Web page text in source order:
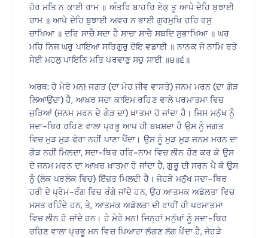
ਹੋਰ ਮਤਿ ਨ ਕਾਈ ਰਾਮ ॥ ਅੰਤਰਿ ਬਾਹਰਿ ਏਕੁ ਤੂ ਆਪੇ ਦੇਹਿ ਬੁਝਾਈ
ਰਾਮ ॥ ਆਪੇ ਦੇਹਿ ਬੁਝਾਈ ਅਵਰ ਨ ਭਾਈ ਗੁਰਮੁਖਿ ਹਰਿ ਰਸੁ
ਚਾਖਿਆ ॥ ਦਰਿ ਸਾਚੈ ਸਦਾ ਹੈ ਸਾਚਾ ਸਾਚੈ ਸਬਦਿ ਸੁਭਾਖਿਆ ॥ ਘਰ
ਮਹਿ ਨਿਜ ਘਰੁ ਪਾਇਆ ਸਤਿਗੁਰੁ ਦੇਇ ਵਡਾਈ ॥ ਨਾਨਕ ਜੋ ਨਾਮਿ ਰਤੇ
ਸੇਈ ਮਹਲੁ ਪਾਇਨਿ ਮਤਿ ਪਰਵਾਣੁ ਸਚੁ ਸਾਈ ॥੪॥੬॥
ਅਰਥ: ਹੇ ਮੇਰੇ ਮਨ! ਜਗਤ (ਦਾ ਮੋਹ ਜੀਵ ਵਾਸਤੇ) ਜਨਮ ਮਰਨ (ਦਾ ਗੇੜ
ਲਿਆਉਂਦਾ) ਹੈ, ਆਖ਼ਰ ਸਦਾ ਕਾਇਮ ਰਹਿਣ ਵਾਲੇ ਪਰਮਾਤਮਾ ਵਿਚ
ਜੁੜਿਆਂ (ਜਨਮ ਮਰਨ ਦੇ ਗੇੜ ਦਾ) ਖ਼ਾਤਮਾ ਹੋ ਜਾਂਦਾ ਹੈ। ਜਿਸ ਮਨੁੱਖ ਨੂੰ
ਸਦਾ-ਥਿਰ ਰਹਿਣ ਵਾਲਾ ਪ੍ਰਭੂ ਆਪ ਹੀ ਬਖ਼ਸ਼ਦਾ ਹੈ ਉਸ ਨੂੰ ਜਗਤ
ਵਿਚ ਮੁੜ ਮੁੜ ਫੇਰਾ ਨਹੀਂ ਪਾਣਾ ਪੈਂਦਾ। ਉਸ ਨੂੰ ਮੁੜ ਮੁੜ ਜਨਮ ਮਰਨ ਦਾ
ਗੇੜ ਨਹੀਂ ਮਿਲਦਾ, ਸਦਾ-ਥਿਰ ਹਰਿ-ਨਾਮ ਵਿਚ ਲੀਨ ਹੋਣ ਕਰ ਕੇ ਉਸ
ਦੇ ਜਨਮ ਮਰਨ ਦਾ ਆਖ਼ਰ ਖ਼ਾਤਮਾ ਹੋ ਜਾਂਦਾ ਹੈ, ਗੁਰੂ ਦੀ ਸਰਨ ਪੈ ਕੇ ਉਸ
ਨੂੰ (ਲੋਕ ਪਰਲੋਕ ਵਿਚ) ਇੱਜ਼ਤ ਮਿਲਦੀ ਹੈ। ਜੇਹੜੇ ਮਨੁੱਖ ਸਦਾ-ਥਿਰ
ਹਰੀ ਦੇ ਪ੍ਰੇਮ-ਰੰਗ ਵਿਚ ਰੰਗੇ ਜਾਂਦੇ ਹਨ, ਉਹ ਆਤਮਕ ਅਡੋਲਤਾ ਵਿਚ
ਮਸਤ ਰਹਿੰਦੇ ਹਨ, ਤੇ, ਆਤਮਕ ਅਡੋਲਤਾ ਦੀ ਰਾਹੀਂ ਹੀ ਪਰਮਾਤਮਾ
ਵਿਚ ਲੀਨ ਹੋ ਜਾਂਦੇ ਹਨ। ਹੇ ਮੇਰੇ ਮਨ! ਜਿਨ੍ਹਾਂ ਮਨੁੱਖਾਂ ਨੂੰ ਸਦਾ-ਥਿਰ
ਰਹਿਣ ਵਾਲਾ ਪ੍ਰਭੂ ਮਨ ਵਿਚ ਪਿਆਰਾ ਲੱਗਣ ਲੱਗ ਪੈਂਦਾ ਹੈ, ਜੇਹੜੇ